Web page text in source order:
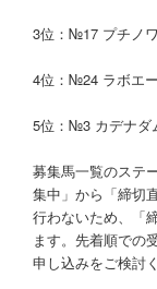
3位：№17 プチノ
4位：№24 ラボエ
5位：№3 カデナダ
募集馬一覧のステ
集中」から「締切
行わないため、「
ます。先着順での
申し込みをご検討